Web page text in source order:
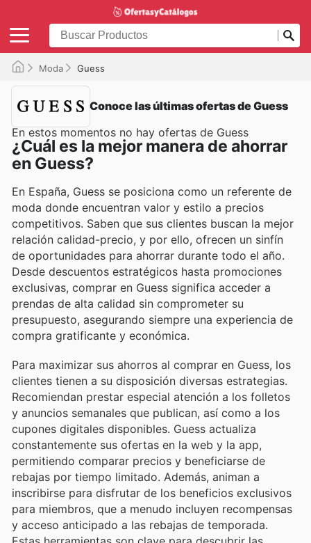
Moda Guess
Conoce las últimas ofertas de Guess
En estos momentos no hay ofertas de Guess
¿Cuál es la mejor manera de ahorrar
en Guess?
En España, Guess se posiciona como un referente de
moda donde encuentran valor y estilo a precios
competitivos. Saben que sus clientes buscan la mejor
relación calidad-precio, y por ello, ofrecen un sinfín
de oportunidades para ahorrar durante todo el año.
Desde descuentos estratégicos hasta promociones
exclusivas, comprar en Guess significa acceder a
prendas de alta calidad sin comprometer su
presupuesto, asegurando siempre una experiencia de
compra gratificante y económica.
Para maximizar sus ahorros al comprar en Guess, los
clientes tienen a su disposición diversas estrategias.
Recomiendan prestar especial atención a los folletos
y anuncios semanales que publican, así como a los
cupones digitales disponibles. Guess actualiza
constantemente sus ofertas en la web y la app,
permitiendo comparar precios y beneficiarse de
rebajas por tiempo limitado. Además, animan a
inscribirse para disfrutar de los beneficios exclusivos
para miembros, que a menudo incluyen recompensas
y acceso anticipado a las rebajas de temporada.